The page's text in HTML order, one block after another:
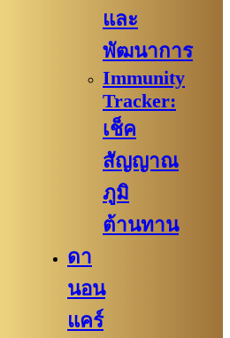
และ
พัฒนาการ
Immunity
Tracker:
เช็ค
สัญญาณ
ภูมิ
ต้านทาน
ดา
นอน
แคร์